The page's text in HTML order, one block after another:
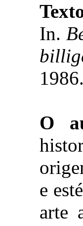
In.
1986.
O
e
arte